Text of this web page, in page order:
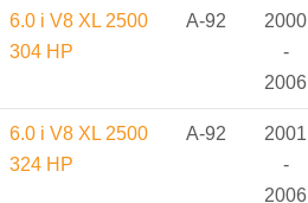
6.0 i V8 XL 2500
304 HP
A-92
2000
-
2006
6.0 i V8 XL 2500
324 HP
A-92
2001
-
2006